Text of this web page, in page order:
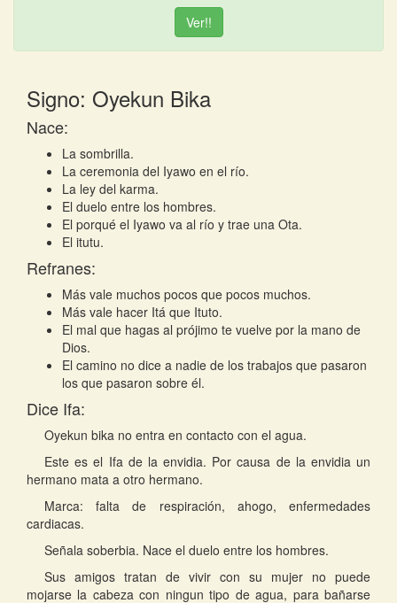
Ver!!
Signo: Oyekun Bika
Nace:
La sombrilla.
La ceremonia del Iyawo en el río.
La ley del karma.
El duelo entre los hombres.
El porqué el Iyawo va al río y trae una Ota.
El itutu.
Refranes:
Más vale muchos pocos que pocos muchos.
Más vale hacer Itá que Ituto.
El mal que hagas al prójimo te vuelve por la mano de
Dios.
El camino no dice a nadie de los trabajos que pasaron
los que pasaron sobre él.
Dice Ifa:
Oyekun bika no entra en contacto con el agua.
Este es el Ifa de la envidia. Por causa de la envidia un
hermano mata a otro hermano.
Marca: falta de respiración, ahogo, enfermedades
cardiacas.
Señala soberbia. Nace el duelo entre los hombres.
Sus amigos tratan de vivir con su mujer no puede
mojarse la cabeza con ningun tipo de agua, para bañarse